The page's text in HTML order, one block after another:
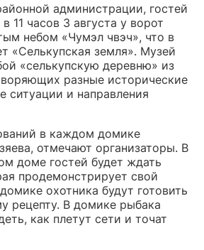
администрации, гостей
11 часов 3 августа у ворот
небом «Чумэл чвэч», что в
«Селькупская земля». Музей
«селькупскую деревню» из
разные исторические
ситуации и направления
в каждом домике
отмечают организаторы. В
доме гостей будет ждать
продемонстрирует свой
охотника будут готовить
рецепту. В домике рыбака
как плетут сети и точат